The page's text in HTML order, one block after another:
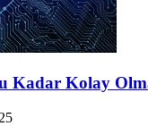
Kadar Kolay